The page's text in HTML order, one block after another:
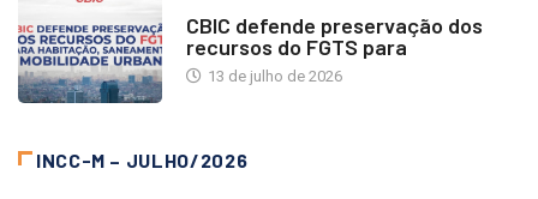
CBIC defende preservação dos
recursos do FGTS para
13 de julho de 2026
INCC-M – JULHO/2026